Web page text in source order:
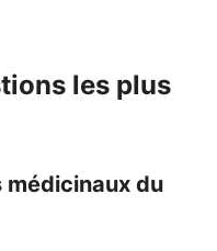
les plus
médicinaux du